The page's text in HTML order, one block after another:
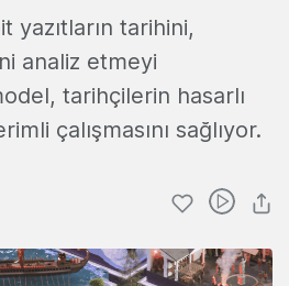
yazıtların tarihini,
analiz etmeyi
tarihçilerin hasarlı
çalışmasını sağlıyor.